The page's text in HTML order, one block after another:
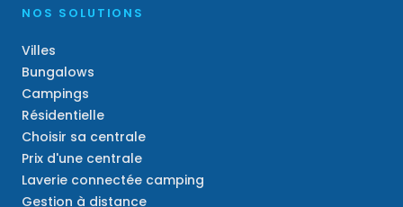
NOS SOLUTIONS
Villes
Bungalows
Campings
Résidentielle
Choisir sa centrale
Prix d'une centrale
Laverie connectée camping
Gestion à distance